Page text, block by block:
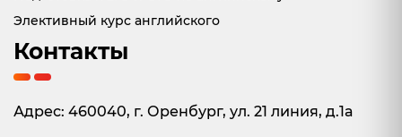
Элективный курс английского
Контакты
Адрес: 460040, г. Оренбург, ул. 21 линия, д.1а